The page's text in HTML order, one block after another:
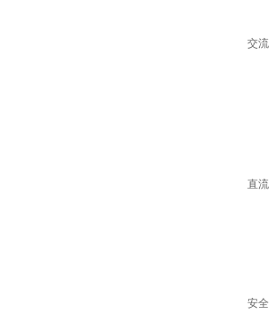
交
直
安